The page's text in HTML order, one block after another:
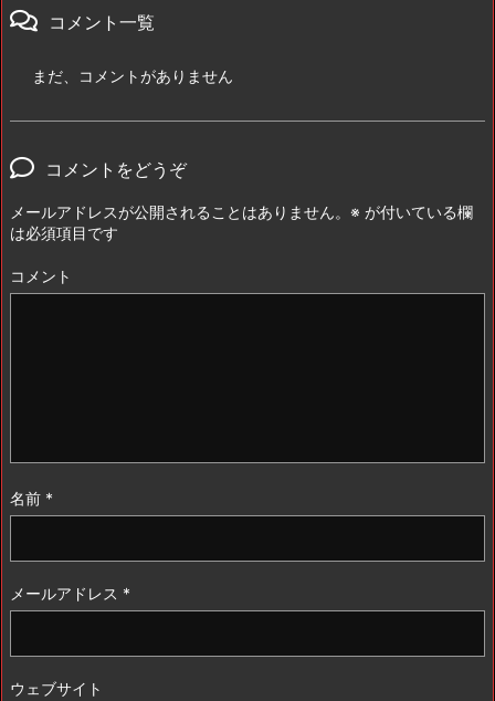
コメント一覧
まだ、コメントがありません
コメントをどうぞ
メールアドレスが公開されることはありません。 ※ が付いている欄
は必須項目です
コメント
名前 *
メールアドレス *
ウェブサイト